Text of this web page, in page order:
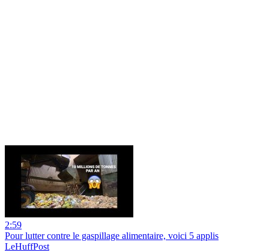
2:59
Pour lutter contre le gaspillage alimentaire, voici 5 applis
LeHuffPost